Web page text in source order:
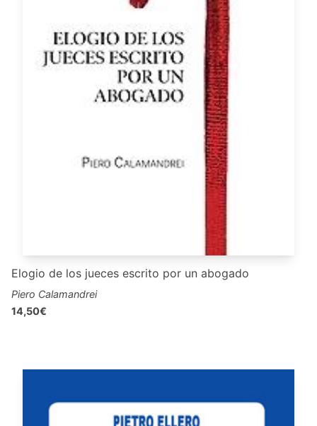
Elogio de los jueces escrito por un abogado
Piero Calamandrei
14,50€